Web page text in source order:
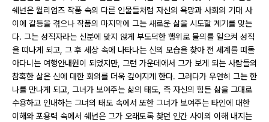
쉐넌은 윌리엄즈 작품 속의 다른 인물들처럼 자신의 욕망과 사회의 기대 사
이에 갈등을 겪으나 작품의 마지막에 그는 새로운 삶을 시도할 계기를 맞는
다. 그는 성직자라는 신분에 맞지 않게 부도덕한 행위로 물의를 일으켜 성직
을 떠나게 되고, 그 후 세상 속에 나타나는 신의 모습을 찾아 전 세계를 떠돌
아다니는 여행안내원이 되었지만, 그런 가운데에서 그가 보게 되는 사람들의
참혹한 삶은 신에 대한 회의를 더욱 깊어지게 한다. 그러다가 우연히 그는 한
나를 만나게 되고, 그녀가 보여주는 삶의 태도, 즉 자신의 힘든 삶을 그대로
수용하고 인내하는 그녀의 태도 속에서 또한 그녀가 보여주는 타인에 대한
이해와 포용력 속에서 쉐넌은 그가 오래토록 찾던 인간 사이의 이해 내지는